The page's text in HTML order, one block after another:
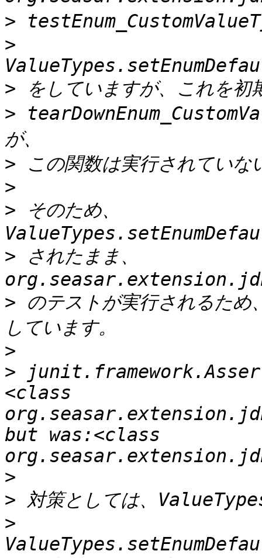
>
>
>
>
>
>
> そのため、
> されたまま、
> のテストが実行されるた
>
>
<class
but was:<class
>
>
>